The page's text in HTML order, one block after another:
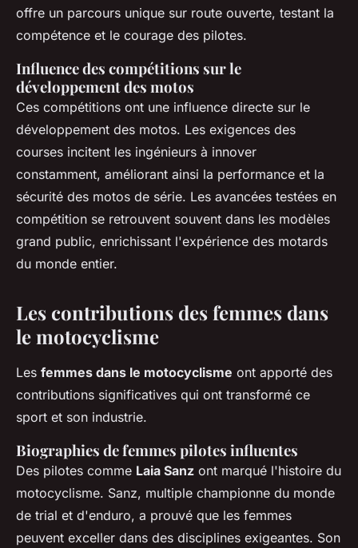
offre un parcours unique sur route ouverte, testant la
compétence et le courage des pilotes.
Influence des compétitions sur le
développement des motos
Ces compétitions ont une influence directe sur le
développement des motos. Les exigences des
courses incitent les ingénieurs à innover
constamment, améliorant ainsi la performance et la
sécurité des motos de série. Les avancées testées en
compétition se retrouvent souvent dans les modèles
grand public, enrichissant l'expérience des motards
du monde entier.
Les contributions des femmes dans
le motocyclisme
Les femmes dans le motocyclisme ont apporté des
contributions significatives qui ont transformé ce
sport et son industrie.
Biographies de femmes pilotes influentes
Des pilotes comme Laia Sanz ont marqué l'histoire du
motocyclisme. Sanz, multiple championne du monde
de trial et d'enduro, a prouvé que les femmes
peuvent exceller dans des disciplines exigeantes. Son